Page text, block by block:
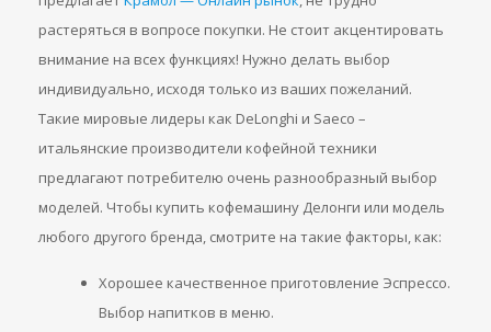
растеряться в вопросе покупки. Не стоит акцентировать
внимание на всех функциях! Нужно делать выбор
индивидуально, исходя только из ваших пожеланий.
Такие мировые лидеры как DeLonghi и Saeco –
итальянские производители кофейной техники
предлагают потребителю очень разнообразный выбор
моделей. Чтобы купить кофемашину Делонги или модель
любого другого бренда, смотрите на такие факторы, как:
Хорошее качественное приготовление Эспрессо.
Выбор напитков в меню.